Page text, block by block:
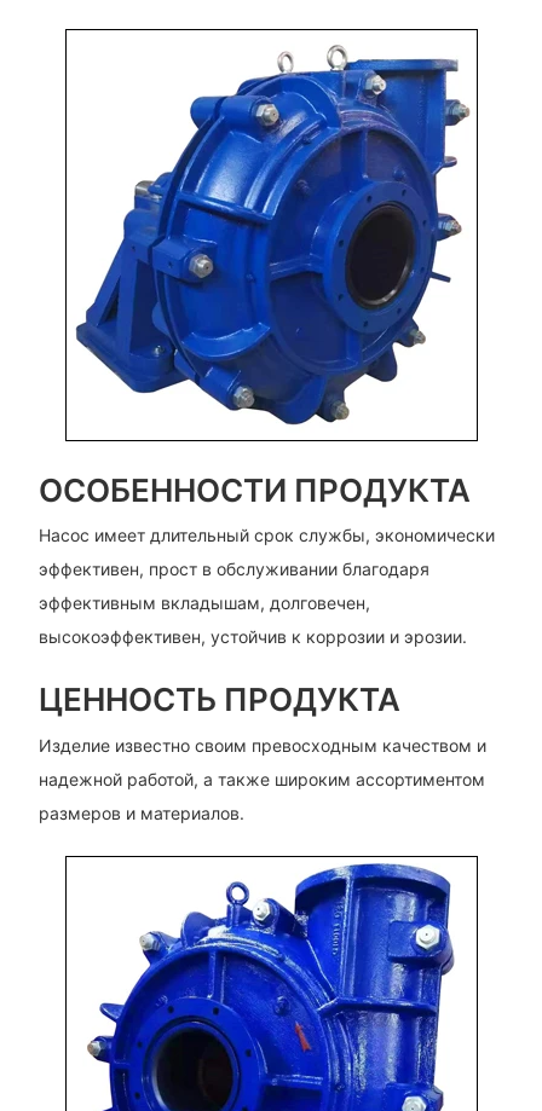
ОСОБЕННОСТИ ПРОДУКТА
Насос имеет длительный срок службы, экономически
эффективен, прост в обслуживании благодаря
эффективным вкладышам, долговечен,
высокоэффективен, устойчив к коррозии и эрозии.
ЦЕННОСТЬ ПРОДУКТА
Изделие известно своим превосходным качеством и
надежной работой, а также широким ассортиментом
размеров и материалов.